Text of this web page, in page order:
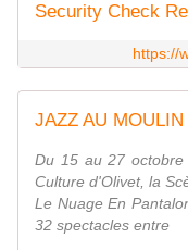
Security Check
https://
Du 15 au 27
Culture d'Olivet, la
Le Nuage En
32 spectacles entre